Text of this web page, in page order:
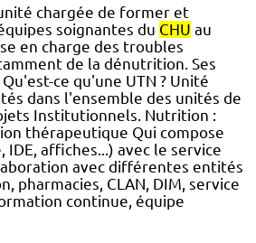
unité chargée de former et
soignantes du CHU au
en charge des troubles
de la dénutrition. Ses
ce qu'une UTN ? Unité
dans l'ensemble des unités de
Institutionnels. Nutrition :
thérapeutique Qui compose
IDE, affiches...) avec le service
avec différentes entités
pharmacies, CLAN, DIM, service
continue, équipe